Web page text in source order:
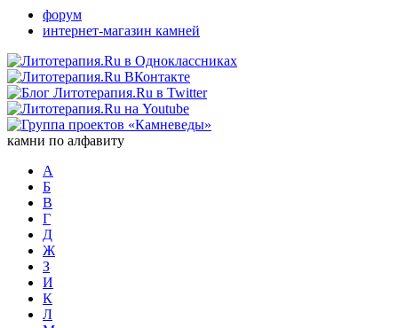
форум
интернет-магазин камней
камни по алфавиту
А
Б
В
Г
Д
Ж
З
И
К
Л